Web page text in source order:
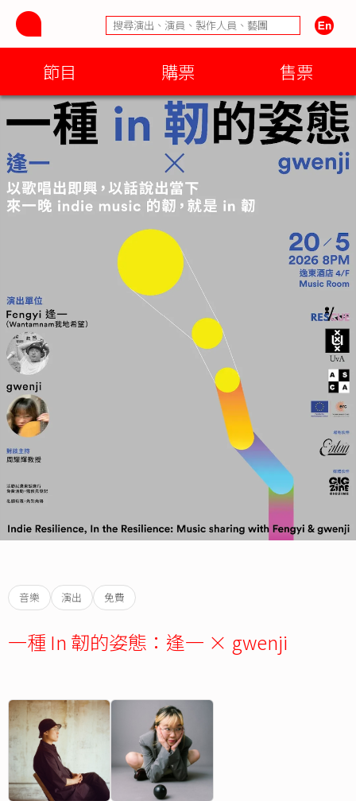
節目 購票 售票
音樂 演出 免費
一種 In 韌的姿態：逢一 × gwenji